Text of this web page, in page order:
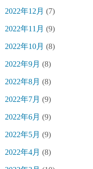
2022年12月 (7)
2022年11月 (9)
2022年10月 (8)
2022年9月 (8)
2022年8月 (8)
2022年7月 (9)
2022年6月 (9)
2022年5月 (9)
2022年4月 (8)